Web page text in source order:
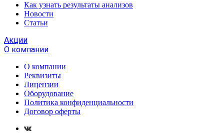
Как узнать результаты анализов
Новости
Статьи
Акции
О компании
О компании
Реквизиты
Лицензии
Оборудование
Политика конфиденциальности
Договор оферты